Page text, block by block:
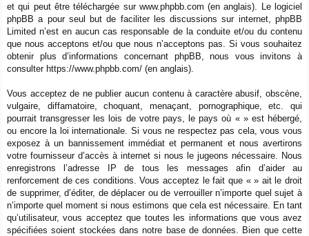
et qui peut être téléchargée sur www.phpbb.com (en anglais). Le logiciel
phpBB a pour seul but de faciliter les discussions sur internet, phpBB
Limited n’est en aucun cas responsable de la conduite et/ou du contenu
que nous acceptons et/ou que nous n’acceptons pas. Si vous souhaitez
obtenir plus d’informations concernant phpBB, nous vous invitons à
consulter https://www.phpbb.com/ (en anglais).
Vous acceptez de ne publier aucun contenu à caractère abusif, obscène,
vulgaire, diffamatoire, choquant, menaçant, pornographique, etc. qui
pourrait transgresser les lois de votre pays, le pays où « » est hébergé,
ou encore la loi internationale. Si vous ne respectez pas cela, vous vous
exposez à un bannissement immédiat et permanent et nous avertirons
votre fournisseur d’accès à internet si nous le jugeons nécessaire. Nous
enregistrons l’adresse IP de tous les messages afin d’aider au
renforcement de ces conditions. Vous acceptez le fait que « » ait le droit
de supprimer, d’éditer, de déplacer ou de verrouiller n’importe quel sujet à
n’importe quel moment si nous estimons que cela est nécessaire. En tant
qu’utilisateur, vous acceptez que toutes les informations que vous avez
spécifiées soient stockées dans notre base de données. Bien que cette